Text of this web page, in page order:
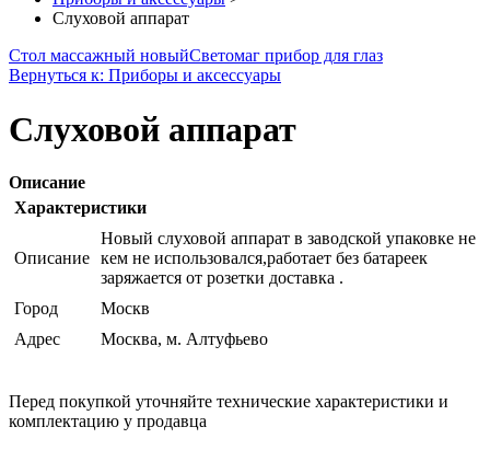
Слуховой аппарат
Стол массажный новыйСветомаг прибор для глаз
Вернуться к: Приборы и аксессуары
Слуховой аппарат
Описание
Характеристики
Описание
Новый слуховой аппарат в заводской упаковке не
кем не использовался,работает без батареек
заряжается от розетки доставка .
Город
Москв
Адрес
Москва, м. Алтуфьево
Перед покупкой уточняйте технические характеристики и
комплектацию у продавца